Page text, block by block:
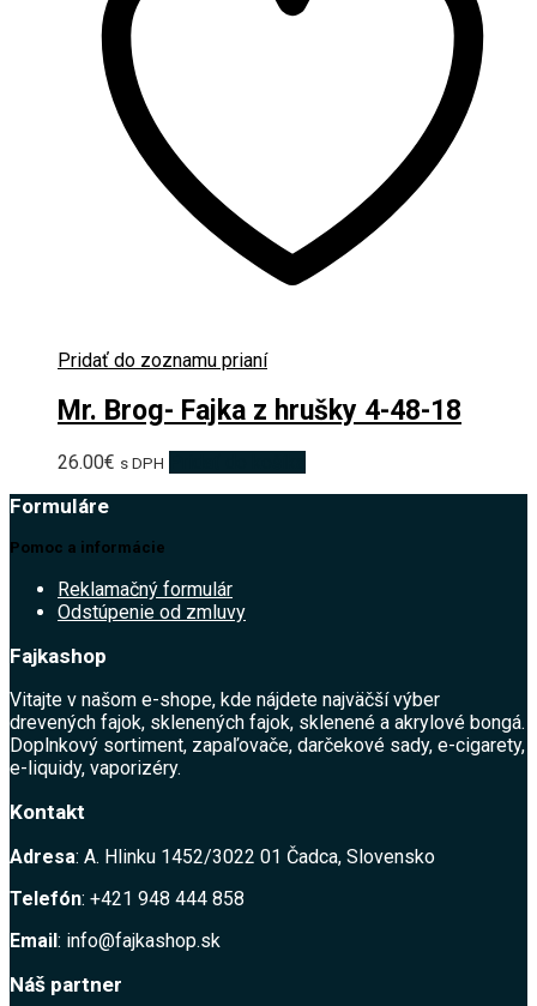
Pridať do zoznamu prianí
Mr. Brog- Fajka z hrušky 4-48-18
26.00€ s DPH
Formuláre
Pomoc a informácie
Reklamačný formulár
Odstúpenie od zmluvy
Fajkashop
Vitajte v našom e-shope, kde nájdete najväčší výber
drevených fajok, sklenených fajok, sklenené a akrylové bongá.
Doplnkový sortiment, zapaľovače, darčekové sady, e-cigarety,
e-liquidy, vaporizéry.
Kontakt
Adresa: A. Hlinku 1452/3022 01 Čadca, Slovensko
Telefón: +421 948 444 858
Email: info@fajkashop.sk
Náš partner